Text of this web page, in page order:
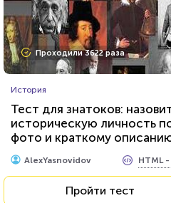
Проходили 3622 раза
История
Тест для знатоков:
историческую личность
фото и краткому
AlexYasnovidov HTML
Пройти тест